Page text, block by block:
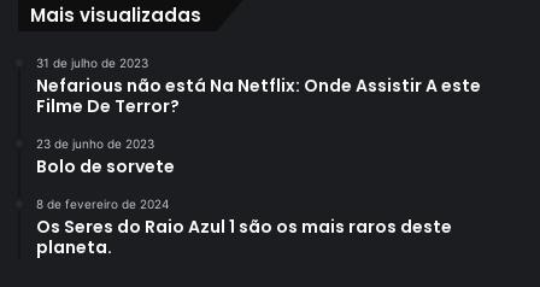
Mais visualizadas
31 de julho de 2023
Nefarious não está Na Netflix: Onde Assistir A este
Filme De Terror?
23 de junho de 2023
Bolo de sorvete
8 de fevereiro de 2024
Os Seres do Raio Azul 1 são os mais raros deste
planeta.